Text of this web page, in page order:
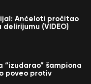
Anćeloti pročitao
(VIDEO)
“izudarao” šampiona
poveo protiv